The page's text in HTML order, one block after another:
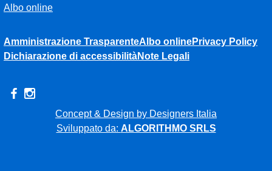
Albo online
Amministrazione TrasparenteAlbo onlinePrivacy Policy
Dichiarazione di accessibilitàNote Legali
Concept & Design by Designers Italia
Sviluppato da: ALGORITHMO SRLS